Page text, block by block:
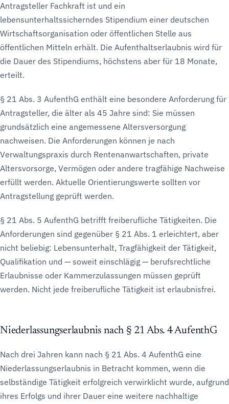
Antragsteller Fachkraft ist und ein
lebensunterhaltssicherndes Stipendium einer deutschen
Wirtschaftsorganisation oder öffentlichen Stelle aus
öffentlichen Mitteln erhält. Die Aufenthaltserlaubnis wird für
die Dauer des Stipendiums, höchstens aber für 18 Monate,
erteilt.
§ 21 Abs. 3 AufenthG enthält eine besondere Anforderung für
Antragsteller, die älter als 45 Jahre sind: Sie müssen
grundsätzlich eine angemessene Altersversorgung
nachweisen. Die Anforderungen können je nach
Verwaltungspraxis durch Rentenanwartschaften, private
Altersvorsorge, Vermögen oder andere tragfähige Nachweise
erfüllt werden. Aktuelle Orientierungswerte sollten vor
Antragstellung geprüft werden.
§ 21 Abs. 5 AufenthG betrifft freiberufliche Tätigkeiten. Die
Anforderungen sind gegenüber § 21 Abs. 1 erleichtert, aber
nicht beliebig: Lebensunterhalt, Tragfähigkeit der Tätigkeit,
Qualifikation und — soweit einschlägig — berufsrechtliche
Erlaubnisse oder Kammerzulassungen müssen geprüft
werden. Nicht jede freiberufliche Tätigkeit ist erlaubnisfrei.
Niederlassungserlaubnis nach § 21 Abs. 4 AufenthG
Nach drei Jahren kann nach § 21 Abs. 4 AufenthG eine
Niederlassungserlaubnis in Betracht kommen, wenn die
selbständige Tätigkeit erfolgreich verwirklicht wurde, aufgrund
ihres Erfolgs und ihrer Dauer eine weitere nachhaltige